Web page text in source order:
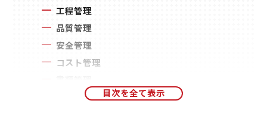
工程管理
品質管理
安全管理
コスト管理
建築施工管理技士の主な就職先や業種